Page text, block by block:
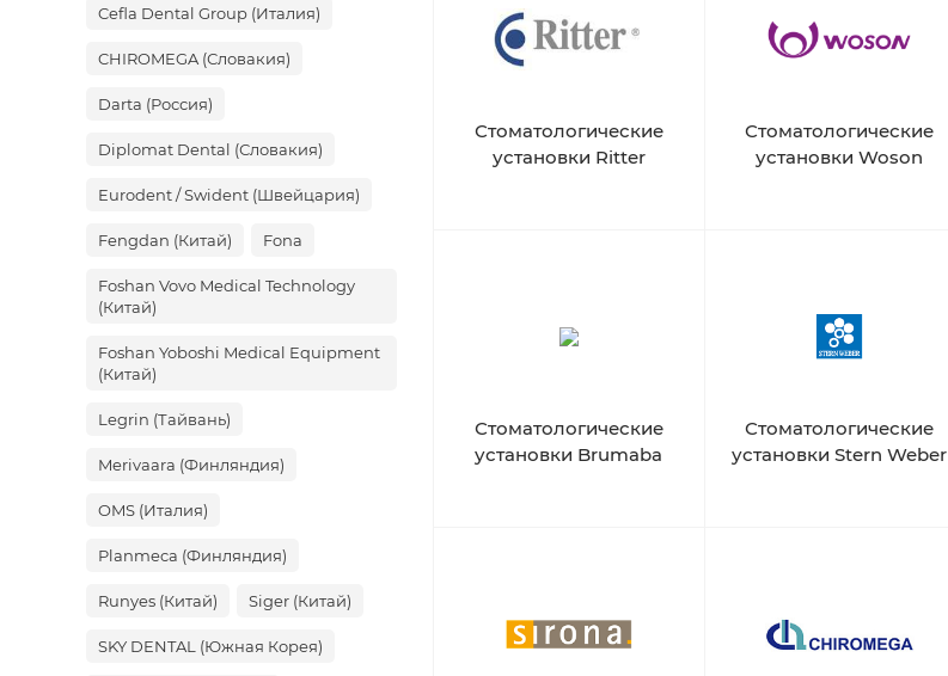
Cefla Dental Group (Италия)
CHIROMEGA (Словакия)
Darta (Россия)
Diplomat Dental (Словакия)
Eurodent / Swident (Швейцария)
Fengdan (Китай) Fona
Foshan Vovo Medical Technology
(Китай)
Foshan Yoboshi Medical Equipment
(Китай)
Legrin (Тайвань)
Merivaara (Финляндия)
OMS (Италия)
Planmeca (Финляндия)
Runyes (Китай) Siger (Китай)
SKY DENTAL (Южная Корея)
Стоматологические
установки Ritter
Стоматологические
установки Woson
Стоматологические
установки Brumaba
Стоматологические
установки Stern Weber